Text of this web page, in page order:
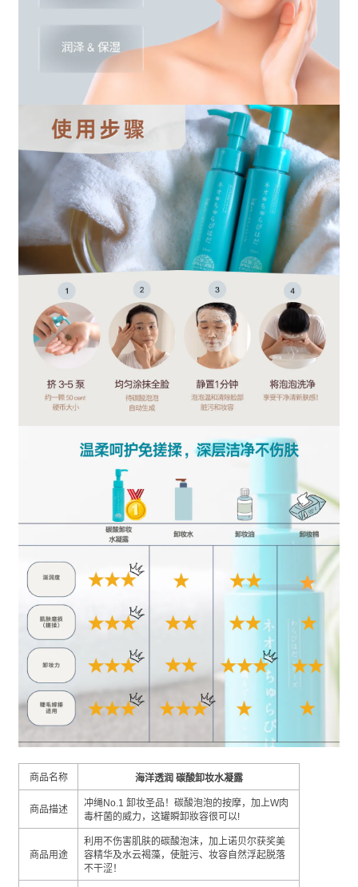
商品名称 海洋透润 碳酸卸妆水凝露
商品描述
冲绳No.1 卸妆圣品！碳酸泡泡的按摩，加上W肉
毒杆菌的威力， 这罐瞬卸妝容很可以!
商品用途
利用不伤害肌肤的碳酸泡沫，加上诺贝尔获奖美
容精华及水云褐藻，使脏污、妆容自然浮起脱落
不干涩 ！